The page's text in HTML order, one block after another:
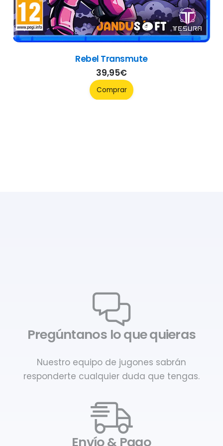
Rebel Transmute
39,95€
Comprar
Pregúntanos lo que quieras
Nuestro equipo de jugones sabrán
responderte cualquier duda que tengas.
Envío & Pago